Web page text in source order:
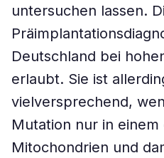
untersuchen lassen.
Deutschland bei
erlaubt. Sie ist
vielversprechend,
Mutation nur in
Mitochondrien und